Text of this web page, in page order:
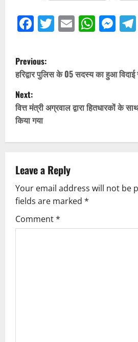
Facebook
Twitter
Email
P
o
s
t
n
a
v
i
g
Previous:
हरिद्वार पुलिस के 05 सदस्य का हुआ विदाई
Next:
वित्त मंत्री अग्रवाल द्वारा हितधारकों के
किया गया
Leave a Reply
Your email address will not be
fields are marked *
Comment*